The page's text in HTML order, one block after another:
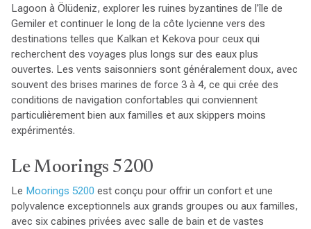
Lagoon à Ölüdeniz, explorer les ruines byzantines de l’île de
Gemiler et continuer le long de la côte lycienne vers des
destinations telles que Kalkan et Kekova pour ceux qui
recherchent des voyages plus longs sur des eaux plus
ouvertes. Les vents saisonniers sont généralement doux, avec
souvent des brises marines de force 3 à 4, ce qui crée des
conditions de navigation confortables qui conviennent
particulièrement bien aux familles et aux skippers moins
expérimentés.
Le Moorings 5200
Le Moorings 5200 est conçu pour offrir un confort et une
polyvalence exceptionnels aux grands groupes ou aux familles,
avec six cabines privées avec salle de bain et de vastes